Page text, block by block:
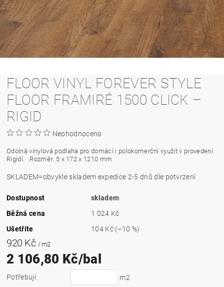
FLOOR VINYL FOREVER STYLE
FLOOR FRAMIRÉ 1500 CLICK –
RIGID
Neohodnoceno
Odolná vinylová podlaha pro domácí i polokomerční využit v provedení
Rigidí.
Rozměr: 5 x 172 x 1210 mm
SKLADEM=obvykle skladem expedice 2-5 dnů dle potvrzení
Dostupnost
skladem
Běžná cena
1 024 Kč
Ušetříte
104 Kč (–10 %)
920 Kč / m2
2 106,80 Kč/bal
Potřebuji: m2